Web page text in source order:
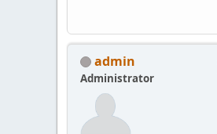
admin
Administrator